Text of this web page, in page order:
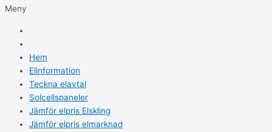
Meny
Hem
Elinformation
Teckna elavtal
Solcellspaneler
Jämför elpris Elskling
Jämför elpris elmarknad